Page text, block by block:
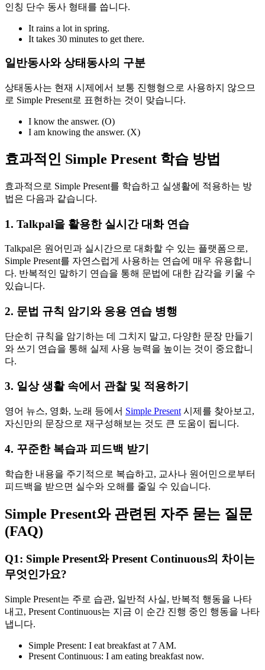
인칭 단수 동사 형태를 씁니다.
It rains a lot in spring.
It takes 30 minutes to get there.
일반동사와 상태동사의 구분
상태동사는 현재 시제에서 보통 진행형으로 사용하지 않으므
로 Simple Present로 표현하는 것이 맞습니다.
I know the answer. (O)
I am knowing the answer. (X)
효과적인 Simple Present 학습 방법
효과적으로 Simple Present를 학습하고 실생활에 적용하는 방
법은 다음과 같습니다.
1. Talkpal을 활용한 실시간 대화 연습
Talkpal은 원어민과 실시간으로 대화할 수 있는 플랫폼으로,
Simple Present를 자연스럽게 사용하는 연습에 매우 유용합니
다. 반복적인 말하기 연습을 통해 문법에 대한 감각을 키울 수
있습니다.
2. 문법 규칙 암기와 응용 연습 병행
단순히 규칙을 암기하는 데 그치지 말고, 다양한 문장 만들기
와 쓰기 연습을 통해 실제 사용 능력을 높이는 것이 중요합니
다.
3. 일상 생활 속에서 관찰 및 적용하기
영어 뉴스, 영화, 노래 등에서 Simple Present 시제를 찾아보고,
자신만의 문장으로 재구성해보는 것도 큰 도움이 됩니다.
4. 꾸준한 복습과 피드백 받기
학습한 내용을 주기적으로 복습하고, 교사나 원어민으로부터
피드백을 받으면 실수와 오해를 줄일 수 있습니다.
Simple Present와 관련된 자주 묻는 질문
(FAQ)
Q1: Simple Present와 Present Continuous의 차이는
무엇인가요?
Simple Present는 주로 습관, 일반적 사실, 반복적 행동을 나타
내고, Present Continuous는 지금 이 순간 진행 중인 행동을 나타
냅니다.
Simple Present: I eat breakfast at 7 AM.
Present Continuous: I am eating breakfast now.